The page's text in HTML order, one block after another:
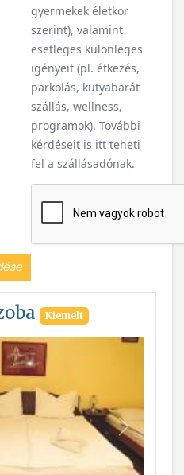
gyermekek életkor
szerint), valamint
esetleges különleges
igényeit (pl. étkezés,
parkolás, kutyabarát
szállás, wellness,
programok). További
kérdéseit is itt teheti
fel a szállásadónak.
Kiemelt